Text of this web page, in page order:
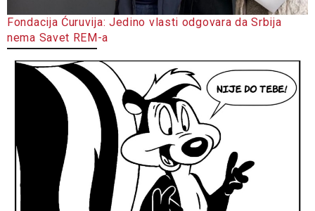
Fondacija Ćuruvija: Jedino vlasti odgovara da Srbija
nema Savet REM-a